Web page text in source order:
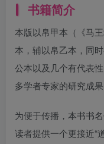
书籍简介
本版以帛甲本（《马
本，辅以帛乙本，同
公本以及几个有代表
多学者专家的研究成果
为便于传播，本书书
读者提供一个更接近“